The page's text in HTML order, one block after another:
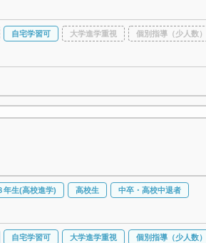
自宅学習可 大学進学重視 個別指導（少人数）
年生(高校進学) 高校生 中卒・高校中退者
自宅学習可 大学進学重視 個別指導（少人数）